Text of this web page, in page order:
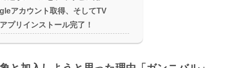
アカウント取得、そしてTV
プリインストール完了！